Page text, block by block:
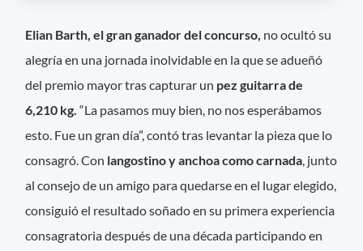
Elian Barth, el gran ganador del concurso, no ocultó su
alegría en una jornada inolvidable en la que se adueñó
del premio mayor tras capturar un pez guitarra de
6,210 kg. “La pasamos muy bien, no nos esperábamos
esto. Fue un gran día”, contó tras levantar la pieza que lo
consagró. Con langostino y anchoa como carnada, junto
al consejo de un amigo para quedarse en el lugar elegido,
consiguió el resultado soñado en su primera experiencia
consagratoria después de una década participando en